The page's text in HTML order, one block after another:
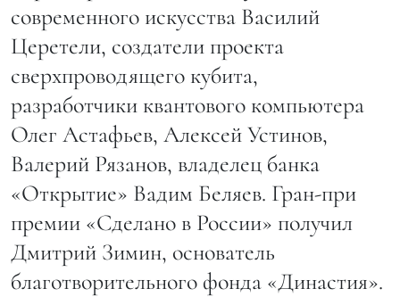
современного искусства Василий
Церетели, создатели проекта
сверхпроводящего кубита,
разработчики квантового компьютера
Олег Астафьев, Алексей Устинов,
Валерий Рязанов, владелец банка
«Открытие» Вадим Беляев. Гран-при
премии «Сделано в России» получил
Дмитрий Зимин, основатель
благотворительного фонда «Династия».